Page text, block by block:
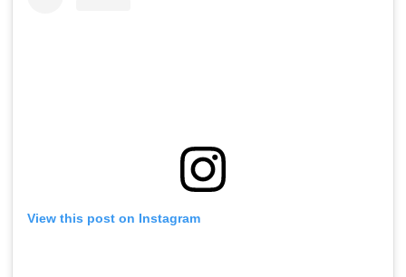
View this post on Instagram